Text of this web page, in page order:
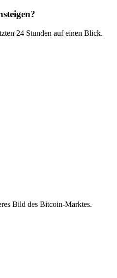
24 Stunden auf einen Blick.
Bild des Bitcoin-Marktes.